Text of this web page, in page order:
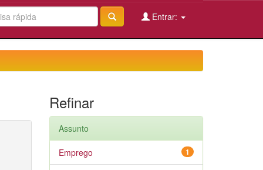
Entrar:
Refinar
Assunto
1
Emprego